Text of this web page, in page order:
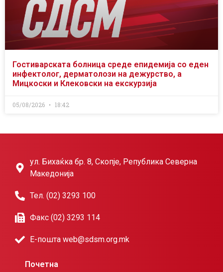
Гостиварската болница среде епидемија со еден
инфектолог, дерматолози на дежурство, а
Мицкоски и Клековски на екскурзија
05/08/2026 18:42
ул. Бихаќка бр. 8, Скопје, Република Северна
Македонија
Тел. (02) 3293 100
Факс (02) 3293 114
Е-пошта web@sdsm.org.mk
Почетна